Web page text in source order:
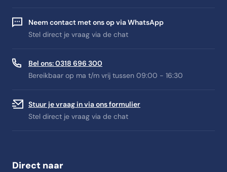
Neem contact met ons op via WhatsApp
Stel direct je vraag via de chat
Bel ons: 0318 696 300
Bereikbaar op ma t/m vrij tussen 09:00 - 16:30
Stuur je vraag in via ons formulier
Stel direct je vraag via de chat
Direct naar